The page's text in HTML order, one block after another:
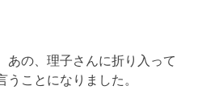
あの、理子さんに折り入って
ことになりました。